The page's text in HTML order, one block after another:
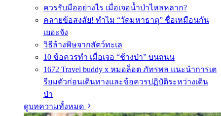
ควรรับมืออย่างไร เมื่อเจอน้ำป่าไหลหลาก?
คลายข้อสงสัย! ทำไม “วัดมหาธาตุ” ชื่อเหมือนกัน
เยอะจัง
วิธีล้างพิษจากสัตว์ทะเล
10 ข้อควรทำ เมื่อเจอ “ช้างป่า” บนถนน
1672 Travel buddy x หมอล็อต ภัทรพล แนะนำการเต
รียมตัวก่อนเดินทางและข้อควรปฏิบัติระหว่างเดิน
ป่า
ดูบทความทั้งหมด